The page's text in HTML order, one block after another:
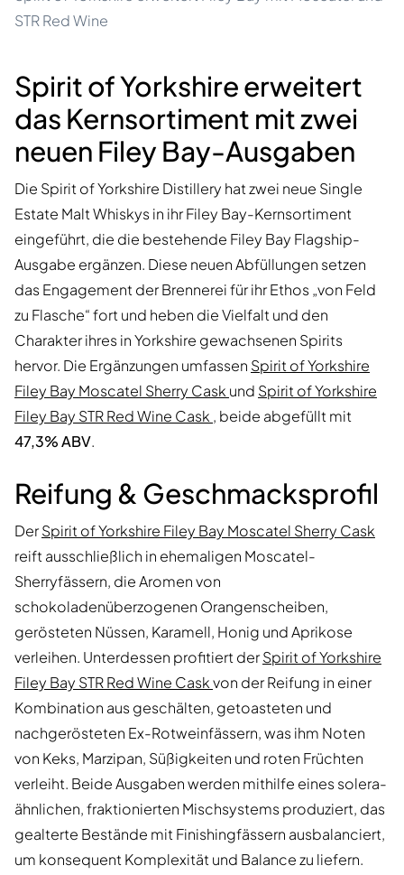
STR Red Wine
Spirit of Yorkshire erweitert
das Kernsortiment mit zwei
neuen Filey Bay-Ausgaben
Die Spirit of Yorkshire Distillery hat zwei neue Single
Estate Malt Whiskys in ihr Filey Bay-Kernsortiment
eingeführt, die die bestehende Filey Bay Flagship-
Ausgabe ergänzen. Diese neuen Abfüllungen setzen
das Engagement der Brennerei für ihr Ethos „von Feld
zu Flasche“ fort und heben die Vielfalt und den
Charakter ihres in Yorkshire gewachsenen Spirits
hervor. Die Ergänzungen umfassen Spirit of Yorkshire
Filey Bay Moscatel Sherry Cask und Spirit of Yorkshire
Filey Bay STR Red Wine Cask , beide abgefüllt mit
47,3% ABV.
Reifung & Geschmacksprofil
DerSpirit of Yorkshire Filey Bay Moscatel Sherry Cask
reift ausschließlich in ehemaligen Moscatel-
Sherryfässern, die Aromen von
schokoladenüberzogenen Orangenscheiben,
gerösteten Nüssen, Karamell, Honig und Aprikose
verleihen. Unterdessen profitiert derSpirit of Yorkshire
Filey Bay STR Red Wine Caskvon der Reifung in einer
Kombination aus geschälten, getoasteten und
nachgerösteten Ex-Rotweinfässern, was ihm Noten
von Keks, Marzipan, Süßigkeiten und roten Früchten
verleiht. Beide Ausgaben werden mithilfe eines solera-
ähnlichen, fraktionierten Mischsystems produziert, das
gealterte Bestände mit Finishingfässern ausbalanciert,
um konsequent Komplexität und Balance zu liefern.